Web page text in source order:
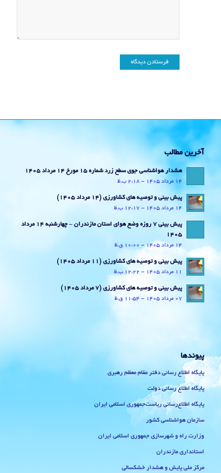
آخرین مطالب
هشدار هواشناسی جوی سطح زرد شماره 15 مورخ 14 مرداد 1405
14 مرداد 1405 - 2:18 ب.ظ
پیش بینی و توصیه های کشاورزی (14 مرداد ۱۴۰۵)
14 مرداد 1405 - 12:17 ب.ظ
پیش بینی 7 روزه وضع هوای استان مازندران – چهارشنبه 14 مرداد
1405
14 مرداد 1405 - 10:00 ق.ظ
پیش بینی و توصیه های کشاورزی (11 مرداد ۱۴۰۵)
11 مرداد 1405 - 12:22 ب.ظ
پیش بینی و توصیه های کشاورزی (7 مرداد ۱۴۰۵)
07 مرداد 1405 - 11:54 ق.ظ
پیوندها
پایگاه اطلاع رسانی دفتر مقام معظم رهبری
پایگاه اطلاع رسانی دولت
پایگاه اطلاع‌رسانی ریاست‌جمهوری اسلامی ایران
سازمان هواشناسی کشور
وزارت راه و شهرسازی جمهوری اسلامی ایران
استانداری مازندران
مرکز ملی پایش و هشدار خشکسالی